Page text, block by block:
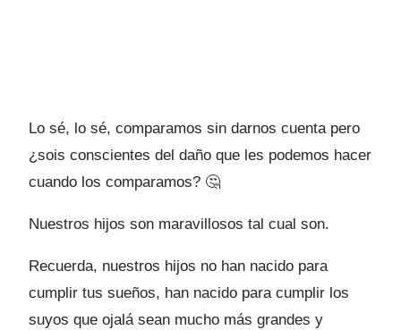
Lo sé, lo sé, comparamos sin darnos cuenta pero
¿sois conscientes del daño que les podemos hacer
cuando los comparamos? 🤔
Nuestros hijos son maravillosos tal cual son.
Recuerda, nuestros hijos no han nacido para
cumplir tus sueños, han nacido para cumplir los
suyos que ojalá sean mucho más grandes y